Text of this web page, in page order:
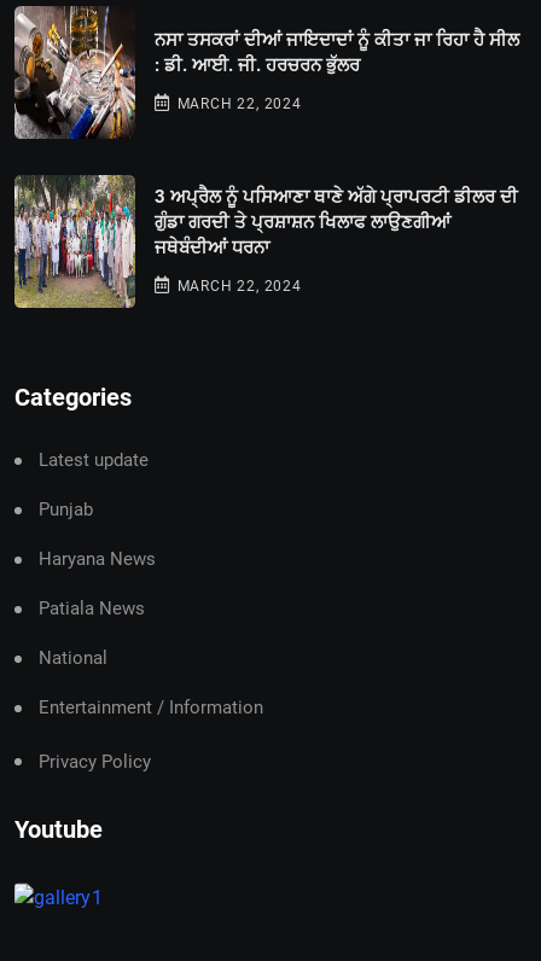
ਨਸਾ ਤਸਕਰਾਂ ਦੀਆਂ ਜਾਇਦਾਦਾਂ ਨੂੰ ਕੀਤਾ ਜਾ ਰਿਹਾ ਹੈ ਸੀਲ
: ਡੀ. ਆਈ. ਜੀ. ਹਰਚਰਨ ਭੁੱਲਰ
MARCH 22, 2024
3 ਅਪ੍ਰੈਲ ਨੂੰ ਪਸਿਆਣਾ ਥਾਣੇ ਅੱਗੇ ਪ੍ਰਾਪਰਟੀ ਡੀਲਰ ਦੀ
ਗੁੰਡਾ ਗਰਦੀ ਤੇ ਪ੍ਰਸ਼ਾਸ਼ਨ ਖਿਲਾਫ ਲਾਉਣਗੀਆਂ
ਜਥੇਬੰਦੀਆਂ ਧਰਨਾ
MARCH 22, 2024
Categories
Latest update
Punjab
Haryana News
Patiala News
National
Entertainment / Information
Privacy Policy
Youtube